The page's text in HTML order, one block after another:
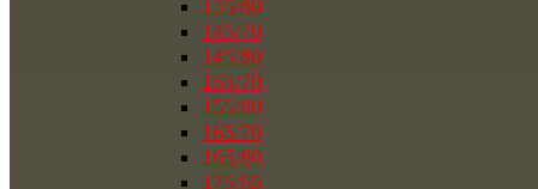
135/80
145/70
145/80
155/70
155/80
165/70
165/80
175/65